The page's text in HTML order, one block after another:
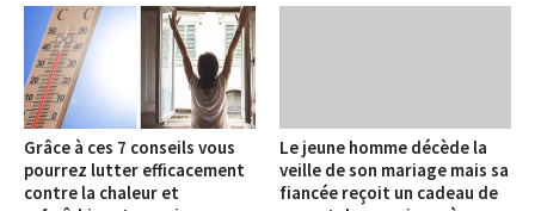
Grâce à ces 7 conseils vous
pourrez lutter efficacement
contre la chaleur et
Le jeune homme décède la
veille de son mariage mais sa
fiancée reçoit un cadeau de